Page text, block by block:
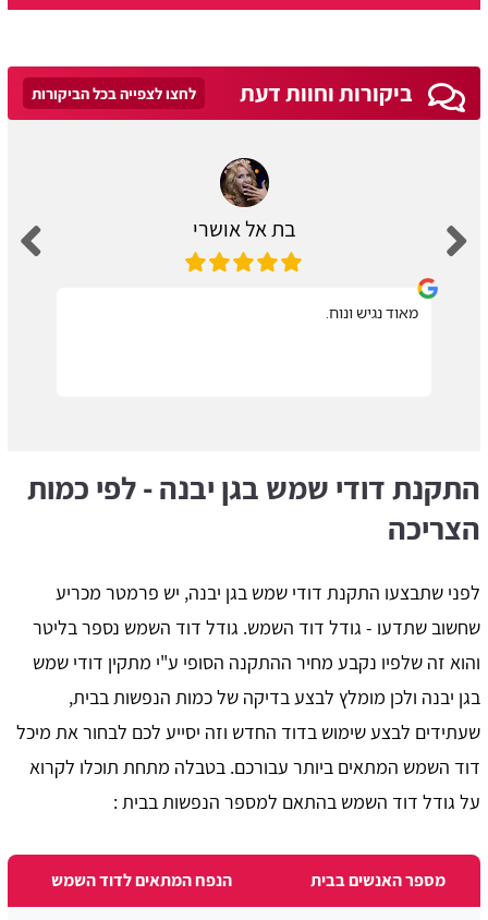
ביקורות וחוות דעת לחצו לצפייה בכל הביקורות
בת אל אושרי
מאוד נגיש ונוח.
התקנת דודי שמש בגן יבנה - לפי כמות
הצריכה
לפני שתבצעו התקנת דודי שמש בגן יבנה, יש פרמטר מכריע
שחשוב שתדעו - גודל דוד השמש. גודל דוד השמש נספר בליטר
והוא זה שלפיו נקבע מחיר ההתקנה הסופי ע"י מתקין דודי שמש
בגן יבנה ולכן מומלץ לבצע בדיקה של כמות הנפשות בבית,
שעתידים לבצע שימוש בדוד החדש וזה יסייע לכם לבחור את מיכל
דוד השמש המתאים ביותר עבורכם. בטבלה מתחת תוכלו לקרוא
על גודל דוד השמש בהתאם למספר הנפשות בבית :
מספר האנשים בבית הנפח המתאים לדוד השמש